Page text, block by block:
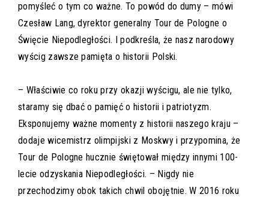
pomyśleć o tym co ważne. To powód do dumy – mówi
Czesław Lang, dyrektor generalny Tour de Pologne o
Święcie Niepodległości. I podkreśla, że nasz narodowy
wyścig zawsze pamięta o historii Polski.
– Właściwie co roku przy okazji wyścigu, ale nie tylko,
staramy się dbać o pamięć o historii i patriotyzm.
Eksponujemy ważne momenty z historii naszego kraju –
dodaje wicemistrz olimpijski z Moskwy i przypomina, że
Tour de Pologne hucznie świętował między innymi 100-
lecie odzyskania Niepodległości. – Nigdy nie
przechodzimy obok takich chwil obojętnie. W 2016 roku